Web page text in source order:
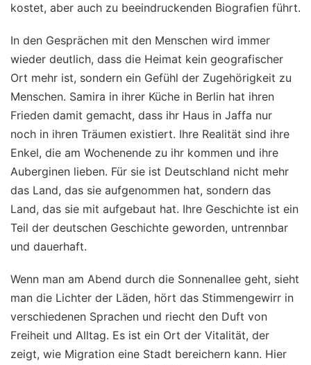
kostet, aber auch zu beeindruckenden Biografien führt.
In den Gesprächen mit den Menschen wird immer
wieder deutlich, dass die Heimat kein geografischer
Ort mehr ist, sondern ein Gefühl der Zugehörigkeit zu
Menschen. Samira in ihrer Küche in Berlin hat ihren
Frieden damit gemacht, dass ihr Haus in Jaffa nur
noch in ihren Träumen existiert. Ihre Realität sind ihre
Enkel, die am Wochenende zu ihr kommen und ihre
Auberginen lieben. Für sie ist Deutschland nicht mehr
das Land, das sie aufgenommen hat, sondern das
Land, das sie mit aufgebaut hat. Ihre Geschichte ist ein
Teil der deutschen Geschichte geworden, untrennbar
und dauerhaft.
Wenn man am Abend durch die Sonnenallee geht, sieht
man die Lichter der Läden, hört das Stimmengewirr in
verschiedenen Sprachen und riecht den Duft von
Freiheit und Alltag. Es ist ein Ort der Vitalität, der
zeigt, wie Migration eine Stadt bereichern kann. Hier